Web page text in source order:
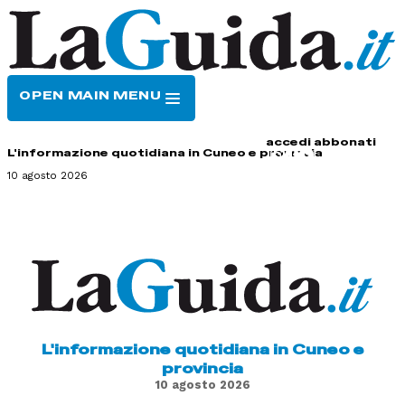
OPEN MAIN MENU
accedi abbonati
L'informazione quotidiana in Cuneo e provincia
10 agosto 2026
L'informazione quotidiana in Cuneo e
provincia
10 agosto 2026